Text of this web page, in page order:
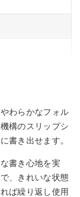
わらかなフォル
構のスリップシ
書き出せます。
書き心地を実
、きれいな状態
ば繰り返し使用